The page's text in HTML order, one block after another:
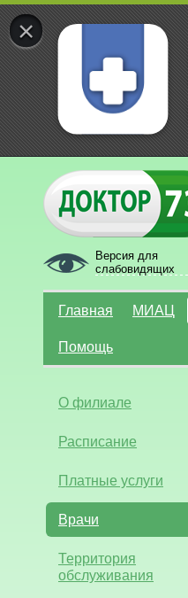
×
Версия для
слабовидящих
Главная МИАЦ
Помощь
О филиале
Расписание
Платные услуги
Врачи
Территория
обслуживания